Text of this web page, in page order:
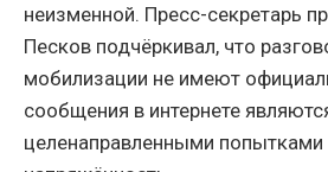
неизменной. Пресс-секретарь
Песков подчёркивал, что
мобилизации не имеют
сообщения в интернете
целенаправленными попытками